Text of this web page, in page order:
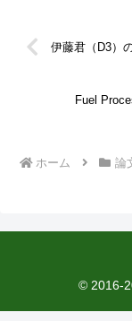
伊藤君（D3）
Fuel
ホーム 論
© 2016-